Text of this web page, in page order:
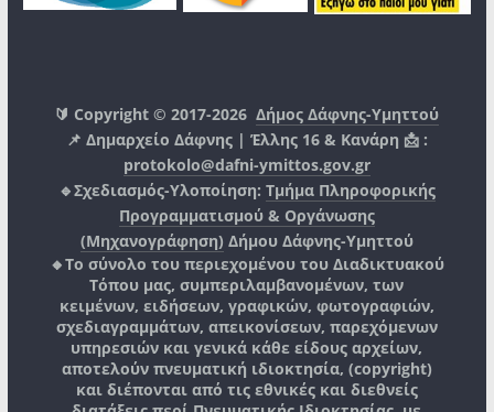
🔰 Copyright © 2017-2026Δήμος Δάφνης-Υμηττού
📌 Δημαρχείο Δάφνης | Έλλης 16 & Κανάρη 📩 :
protokolo@dafni-ymittos.gov.gr
🔹Σχεδιασμός-Υλοποίηση: Τμήμα Πληροφορικής
Προγραμματισμού & Οργάνωσης
(Μηχανογράφηση) Δήμου Δάφνης-Υμηττού
🔸Το σύνολο του περιεχομένου του Διαδικτυακού
Τόπου μας, συμπεριλαμβανομένων, των
κειμένων, ειδήσεων, γραφικών, φωτογραφιών,
σχεδιαγραμμάτων, απεικονίσεων, παρεχόμενων
υπηρεσιών και γενικά κάθε είδους αρχείων,
αποτελούν πνευματική ιδιοκτησία, (copyright)
και διέπονται από τις εθνικές και διεθνείς